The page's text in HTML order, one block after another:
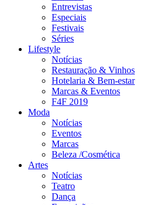
Entrevistas
Especiais
Festivais
Séries
Lifestyle
Notícias
Restauração & Vinhos
Hotelaria & Bem-estar
Marcas & Eventos
F4F 2019
Moda
Notícias
Eventos
Marcas
Beleza /Cosmética
Artes
Notícias
Teatro
Dança